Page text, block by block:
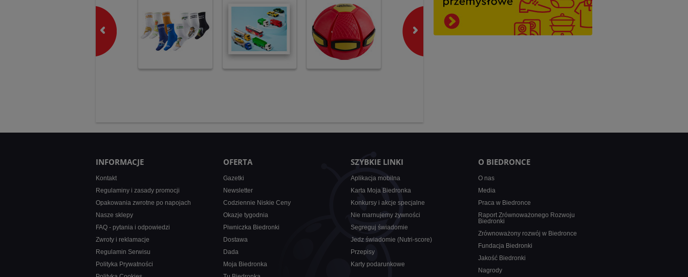
INFORMACJE
Kontakt
Regulaminy i zasady promocji
Opakowania zwrotne po napojach
Nasze sklepy
FAQ - pytania i odpowiedzi
Zwroty i reklamacje
Regulamin Serwisu
Polityka Prywatności
OFERTA
Gazetki
Newsletter
Codziennie Niskie Ceny
Okazje tygodnia
Piwniczka Biedronki
Dostawa
Dada
Moja Biedronka
SZYBKIE LINKI
Aplikacja mobilna
Karta Moja Biedronka
Konkursy i akcje specjalne
Nie marnujemy żywności
Segreguj świadomie
Jedz świadomie (Nutri-score)
Przepisy
Karty podarunkowe
O BIEDRONCE
O nas
Media
Praca w Biedronce
Raport Zrównoważonego Rozwoju
Biedronki
Zrównoważony rozwój w Biedronce
Fundacja Biedronki
Jakość Biedronki
Nagrody